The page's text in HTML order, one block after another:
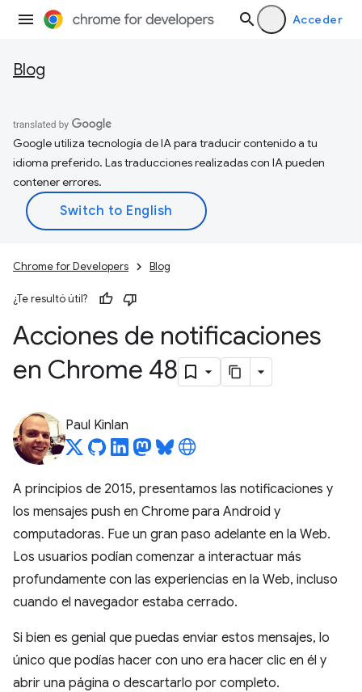
Acceder
Blog
Google utiliza tecnología de IA para traducir contenido a tu
idioma preferido. Las traducciones realizadas con IA pueden
contener errores.
Chrome for Developers Blog
¿Te resultó útil?
Acciones de notificaciones
en Chrome 48
Paul Kinlan
A principios de 2015, presentamos las notificaciones y
los mensajes push en Chrome para Android y
computadoras. Fue un gran paso adelante en la Web.
Los usuarios podían comenzar a interactuar más
profundamente con las experiencias en la Web, incluso
cuando el navegador estaba cerrado.
Si bien es genial que puedas enviar estos mensajes, lo
único que podías hacer con uno era hacer clic en él y
abrir una página o descartarlo por completo.